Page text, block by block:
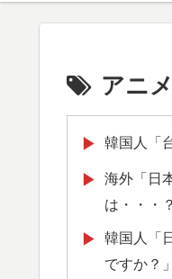
アニメ
▶ 韓国人「
▶
海外「日
は・・・
▶
韓国人「
ですか？」